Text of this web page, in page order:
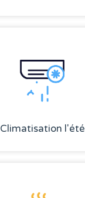
Climatisation l'été